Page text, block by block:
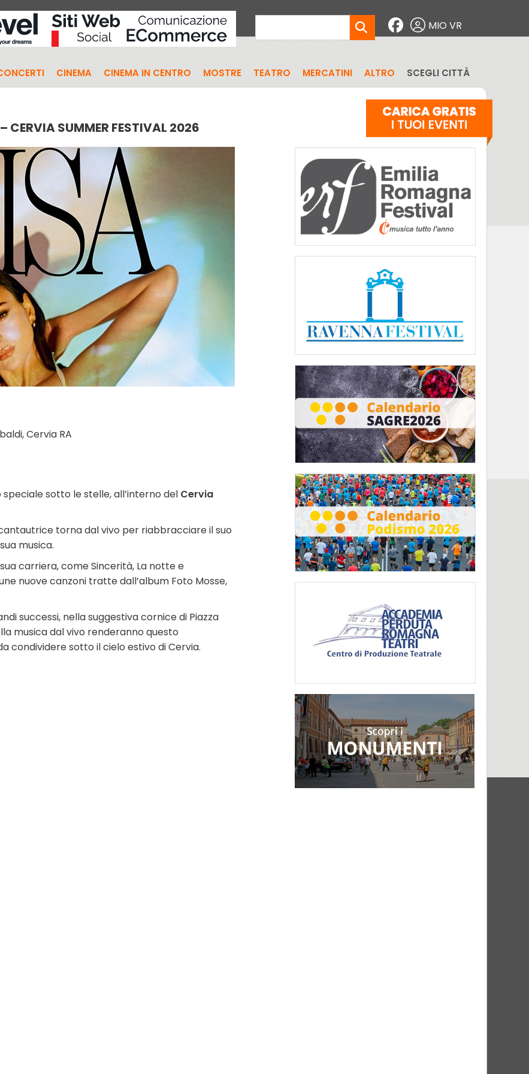
MIO VR
CINEMA CINEMA IN CENTRO MOSTRE TEATRO MERCATINI ALTRO SCEGLI CITTÀ
CERVIA SUMMER FESTIVAL 2026
Cervia RA
sotto le stelle, all’interno del Cervia
torna dal vivo per riabbracciare il suo
musica.
carriera, come Sincerità, La notte e
nuove canzoni tratte dall’album Foto Mosse,
successi, nella suggestiva cornice di Piazza
musica dal vivo renderanno questo
condividere sotto il cielo estivo di Cervia.